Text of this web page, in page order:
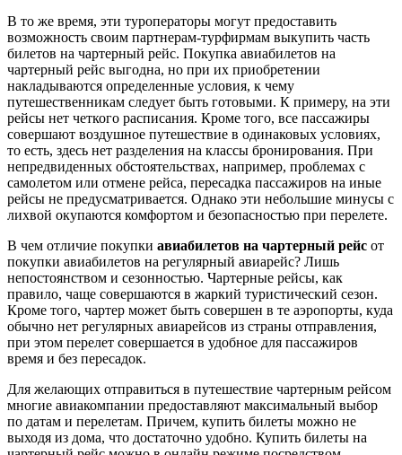
В то же время, эти туроператоры могут предоставить
возможность своим партнерам-турфирмам выкупить часть
билетов на чартерный рейс. Покупка авиабилетов на
чартерный рейс выгодна, но при их приобретении
накладываются определенные условия, к чему
путешественникам следует быть готовыми. К примеру, на эти
рейсы нет четкого расписания. Кроме того, все пассажиры
совершают воздушное путешествие в одинаковых условиях,
то есть, здесь нет разделения на классы бронирования. При
непредвиденных обстоятельствах, например, проблемах с
самолетом или отмене рейса, пересадка пассажиров на иные
рейсы не предусматривается. Однако эти небольшие минусы с
лихвой окупаются комфортом и безопасностью при перелете.
В чем отличие покупки авиабилетов на чартерный рейс от
покупки авиабилетов на регулярный авиарейс? Лишь
непостоянством и сезонностью. Чартерные рейсы, как
правило, чаще совершаются в жаркий туристический сезон.
Кроме того, чартер может быть совершен в те аэропорты, куда
обычно нет регулярных авиарейсов из страны отправления,
при этом перелет совершается в удобное для пассажиров
время и без пересадок.
Для желающих отправиться в путешествие чартерным рейсом
многие авиакомпании предоставляют максимальный выбор
по датам и перелетам. Причем, купить билеты можно не
выходя из дома, что достаточно удобно. Купить билеты на